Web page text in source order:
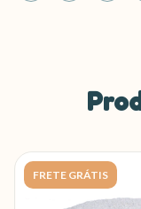
FRETE GRÁTIS